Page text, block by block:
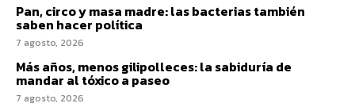
Pan, circo y masa madre: las bacterias también
saben hacer política
7 agosto, 2026
Más años, menos gilipolleces: la sabiduría de
mandar al tóxico a paseo
7 agosto, 2026